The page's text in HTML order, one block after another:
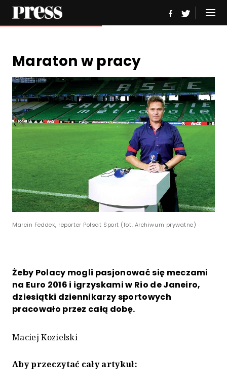
Maraton w pracy
Marcin Feddek, reporter Polsat Sport (fot. Archiwum prywatne)
Żeby Polacy mogli pasjonować się meczami
na Euro 2016 i igrzyskami w Rio de Janeiro,
dziesiątki dziennikarzy sportowych
pracowało przez całą dobę.
Maciej Kozielski
Aby przeczytać cały artykuł: